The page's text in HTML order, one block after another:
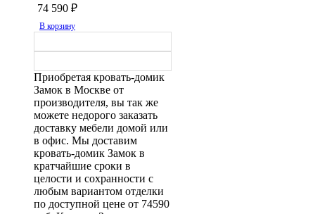
74 590 ₽
В корзину
Приобретая кровать-домик
Замок в Москве от
производителя, вы так же
можете недорого заказать
доставку мебели домой или
в офис. Мы доставим
кровать-домик Замок в
кратчайшие сроки в
целости и сохранности с
любым вариантом отделки
по доступной цене от 74590